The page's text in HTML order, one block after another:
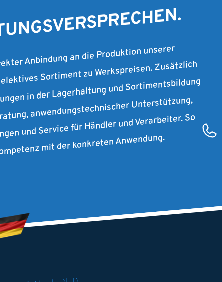
Anbindung an die Produktion unserer
Sortiment zu Werkspreisen. Zusätzlich
in der Lagerhaltung und Sortimentsbildung
anwendungstechnischer Unterstützung,
und Service für Händler und Verarbeiter. So
mit der konkreten Anwendung.